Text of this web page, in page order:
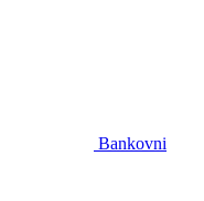
Bankovni